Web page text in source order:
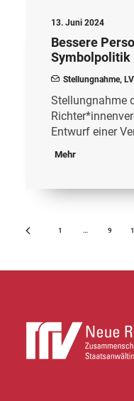
13. Juni 2024
Bessere
Symbolpolitik
Stellungnahme,
Stellungnahme
Entwurf einer
Mehr
1 … 9